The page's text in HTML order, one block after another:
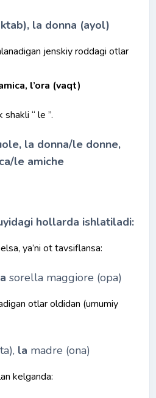
la donna (ayol)
jenskiy roddagi otlar
ishlatiladi
l’ora (vaqt)
shakli “ le ”.
la donna/le donne,
le amiche
hollarda ishlatiladi:
ya’ni ot tavsiflansa:
sorella maggiore (opa)
otlar oldidan (umumiy
la madre (ona)
kelganda: